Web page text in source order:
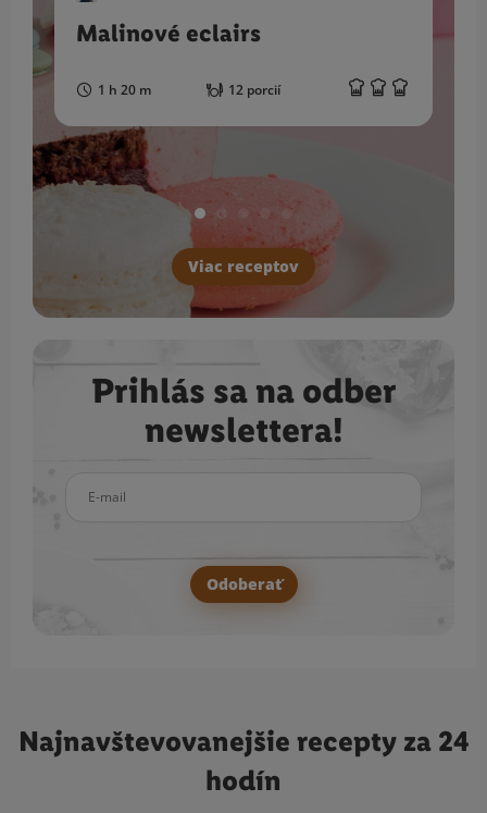
Malinové eclairs
1 h 20 m 12 porcií
Viac receptov
Prihlás sa na odber
newslettera!
Odoberať
Najnavštevovanejšie recepty za 24
hodín